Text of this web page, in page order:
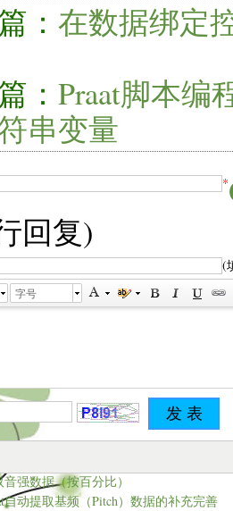
： 在数据绑定
： Praat脚本编
串变量
*
回复)
(
字号
音强数据（按百分比）
自动提取基频（Pitch）数据的补充完善